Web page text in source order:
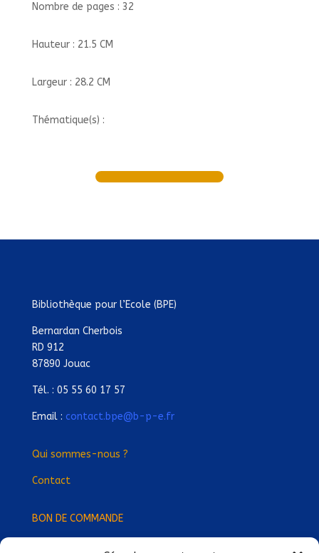
Nombre de pages : 32
Hauteur : 21.5 CM
Largeur : 28.2 CM
Thématique(s) :
Bibliothèque pour l’Ecole (BPE)
Bernardan Cherbois
RD 912
87890 Jouac
Tél. : 05 55 60 17 57
Email : contact.bpe@b-p-e.fr
Qui sommes-nous ?
Contact
BON DE COMMANDE